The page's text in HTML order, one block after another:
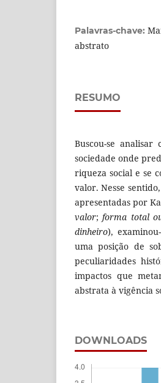
Palavras-chave:
abstrato
RESUMO
Buscou-se
sociedade onde
riqueza social e se
valor. Nesse
apresentadas por
valor;forma total
dinheiro),
uma posição de
peculiaridades
impactos que
abstrata à vigência
DOWNLOADS